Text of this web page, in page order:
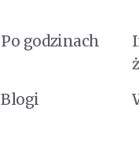
Po godzinach
Blogi